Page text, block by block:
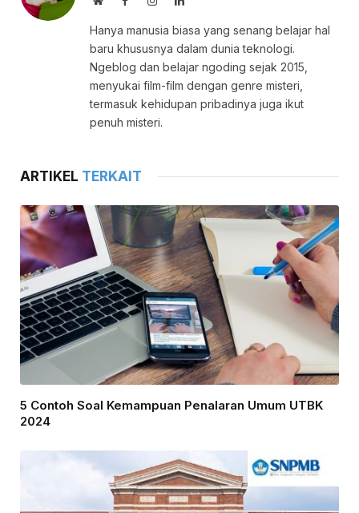
Hanya manusia biasa yang senang belajar hal
baru khususnya dalam dunia teknologi.
Ngeblog dan belajar ngoding sejak 2015,
menyukai film-film dengan genre misteri,
termasuk kehidupan pribadinya juga ikut
penuh misteri.
ARTIKEL TERKAIT
5 Contoh Soal Kemampuan Penalaran Umum UTBK
2024